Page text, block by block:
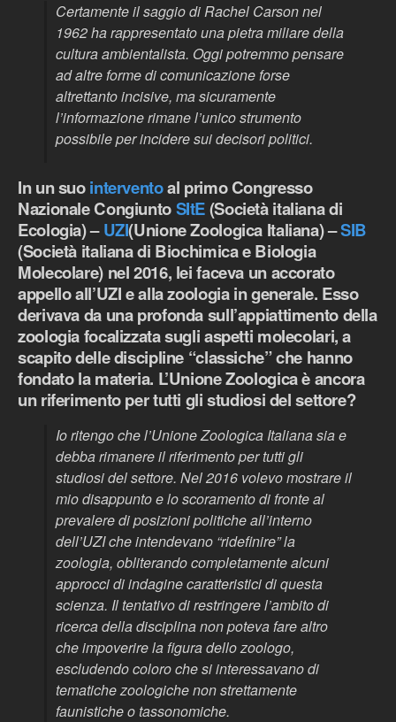
Certamente il saggio di Rachel Carson nel
1962 ha rappresentato una pietra miliare della
cultura ambientalista. Oggi potremmo pensare
ad altre forme di comunicazione forse
altrettanto incisive, ma sicuramente
l’informazione rimane l’unico strumento
possibile per incidere sui decisori politici.
In un suointerventoal primo Congresso
Nazionale CongiuntoSItE(Società italiana di
Ecologia) –UZI(Unione Zoologica Italiana) –SIB
(Società italiana di Biochimica e Biologia
Molecolare) nel 2016, lei faceva un accorato
appello all’UZI e alla zoologia in generale. Esso
derivava da una profonda sull’appiattimento della
zoologia focalizzata sugli aspetti molecolari, a
scapito delle discipline “classiche” che hanno
fondato la materia. L’Unione Zoologica è ancora
un riferimento per tutti gli studiosi del settore?
Io ritengo che l’Unione Zoologica Italiana sia e
debba rimanere il riferimento per tutti gli
studiosi del settore. Nel 2016 volevo mostrare il
mio disappunto e lo scoramento di fronte al
prevalere di posizioni politiche all’interno
dell’UZI che intendevano “ridefinire” la
zoologia, obliterando completamente alcuni
approcci di indagine caratteristici di questa
scienza. Il tentativo di restringere l’ambito di
ricerca della disciplina non poteva fare altro
che impoverire la figura dello zoologo,
escludendo coloro che si interessavano di
tematiche zoologiche non strettamente
faunistiche o tassonomiche.